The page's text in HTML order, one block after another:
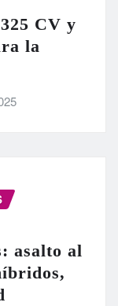
CV y
la
asalto al